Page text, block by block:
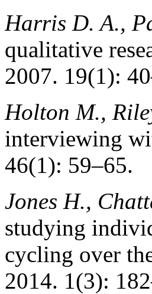
Harris D. A.,
qualitative
2007. 19(1):
Holton M.,
interviewing
46(1): 59–65.
Jones H.,
studying
cycling over
2014. 1(3):